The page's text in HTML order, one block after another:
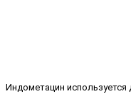
Индометацин используется